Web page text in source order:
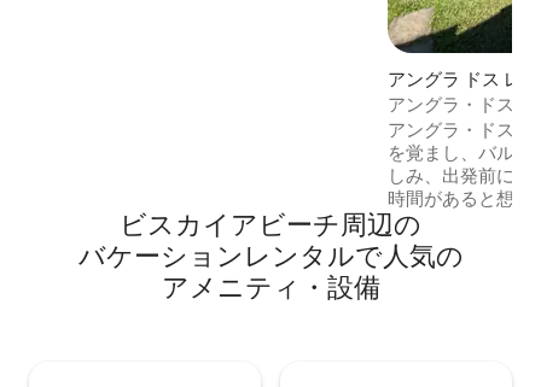
アングラ ドス レ
レー
アングラ・ドス・
家、素晴らしい眺
アングラ・ドス・
を覚まし、バルコ
しみ、出発前に
時間があると想像
ャレー・アルデバ
験をより有益で
に、午後3時まで
ビスカイアビーチ⁠周⁠辺⁠の
バ⁠ケ⁠ー⁠シ⁠ョ⁠ン⁠レ⁠ン⁠タ⁠ル⁠で人⁠気⁠の
ア⁠メ⁠ニ⁠テ⁠ィ⁠・⁠設⁠備